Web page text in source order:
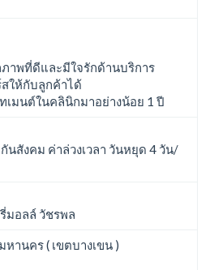
าพที่ดีและมีใจรักด้านบริการ
ให้กับลูกค้าได้
มนต์ในคลินิกมาอย่างน้อย 1 ปี
สังคม ค่าล่วงเวลา วันหยุด 4 วัน/
มอลล์ วัชรพล
หานคร ( เขตบางเขน )